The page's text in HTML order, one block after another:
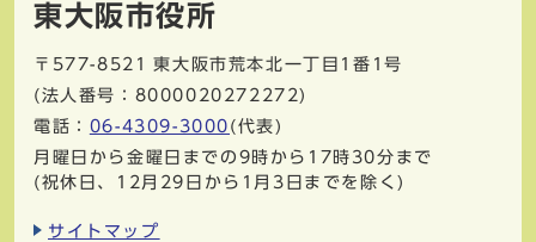
東大阪市役所
〒577-8521
東大阪市荒本北一丁目1番1号
(法人番号：8000020272272)
電話： 06-4309-3000 (代表)
月曜日から金曜日までの9時から17時30分まで
(祝休日、12月29日から1月3日までを除く)
サイトマップ